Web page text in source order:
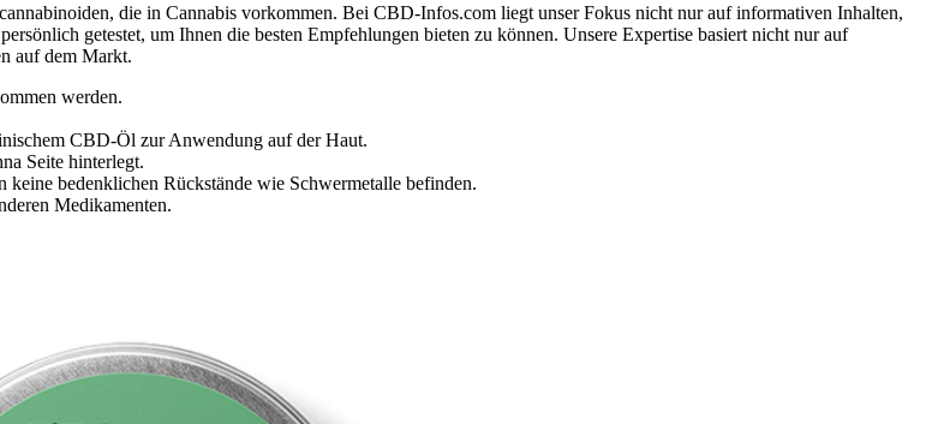
die in Cannabis vorkommen. Bei CBD-Infos.com liegt unser Fokus nicht nur auf informativen Inhalten,
getestet, um Ihnen die besten Empfehlungen bieten zu können. Unsere Expertise basiert nicht nur auf
auf dem Markt.
werden.
CBD-Öl zur Anwendung auf der Haut.
Seite hinterlegt.
bedenklichen Rückstände wie Schwermetalle befinden.
Medikamenten.